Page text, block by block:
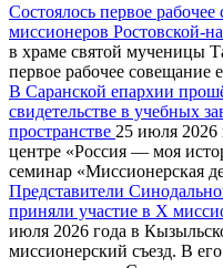
Состоялось первое
миссионеров Ростовской-
в храме святой мученицы
первое рабочее совещание
В Саранской епархии
свидетельстве в учебных
пространстве 25 июля 2026
центре «Россия — моя
семинар «Миссионерская
Представители
приняли участие в X
июля 2026 года в
миссионерский съезд. В